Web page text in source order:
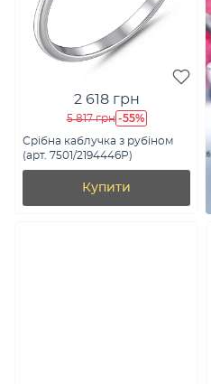
2 618 грн
5 817 грн -55%
Срібна каблучка з рубіном
(арт. 7501/2194446Р)
Купити